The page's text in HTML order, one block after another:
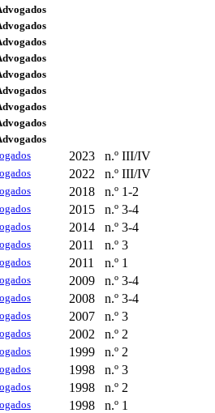
2023 n.º III/IV
2022 n.º III/IV
2018 n.º 1-2
2015 n.º 3-4
2014 n.º 3-4
2011 n.º 3
2011 n.º 1
2009 n.º 3-4
2008 n.º 3-4
2007 n.º 3
2002 n.º 2
1999 n.º 2
1998 n.º 3
1998 n.º 2
1998 n.º 1